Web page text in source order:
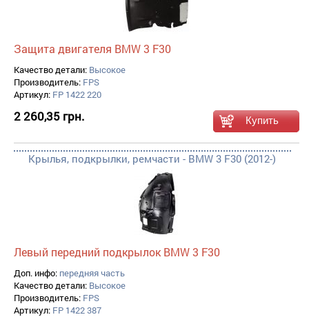
Защита двигателя BMW 3 F30
Качество детали: Высокое
Производитель: FPS
Артикул: FP 1422 220
2 260,35 грн.
Крылья, подкрылки, ремчасти - BMW 3 F30 (2012-)
Левый передний подкрылок BMW 3 F30
Доп. инфо: передняя часть
Качество детали: Высокое
Производитель: FPS
Артикул: FP 1422 387